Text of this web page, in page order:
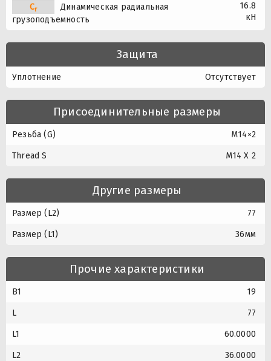
Cr
Динамическая радиальная
грузоподъемность
16.8
кН
Защита
Уплотнение Отсутствует
Присоединительные размеры
Резьба (G) M14×2
Thread S M14 X 2
Другие размеры
Размер (L2) 77
Размер (L1) 36мм
Прочие характеристики
B1 19
L 77
L1 60.0000
L2 36.0000